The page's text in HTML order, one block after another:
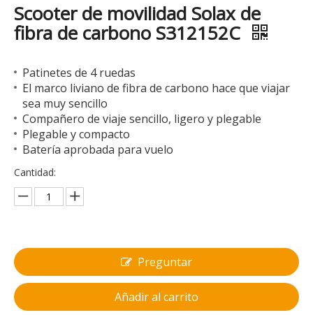
Scooter de movilidad Solax de
fibra de carbono S312152C
Patinetes de 4 ruedas
El marco liviano de fibra de carbono hace que viajar
sea muy sencillo
Compañero de viaje sencillo, ligero y plegable
Plegable y compacto
Batería aprobada para vuelo
Cantidad:
Preguntar
Añadir al carrito